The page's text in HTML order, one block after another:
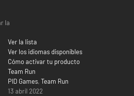
la
Ver la lista
Ver los idiomas disponibles
Cómo activar tu producto
Team Run
PID Games, Team Run
13 abril 2022